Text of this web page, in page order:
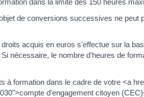
dans la limite des 150 heures
de conversions successives ne peut
acquis en euros s'effectue sur la
nécessaire, le nombre d'heures de
à formation dans le cadre de votre <a
d'engagement citoyen